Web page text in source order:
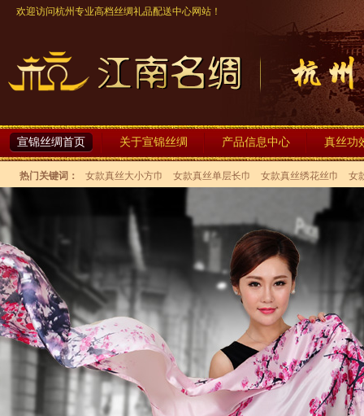
欢迎访问杭州专业高档丝绸礼品配送中心网站！
宣锦丝绸首页 关于宣锦丝绸 产品信息中心 真丝功
热门关键词： 女款真丝大小方巾 女款真丝单层长巾 女款真丝绣花丝巾 女